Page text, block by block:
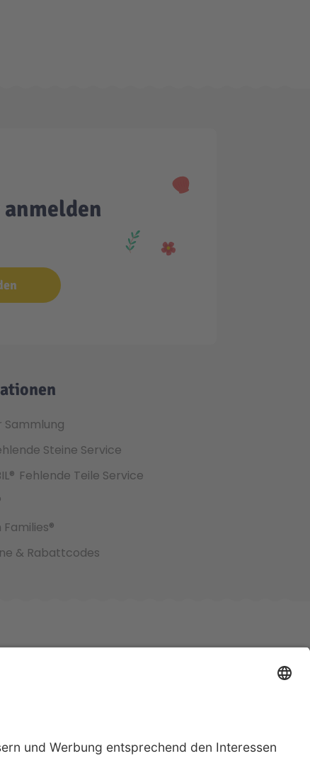
Sammlung
Steine Service
Fehlende Teile Service
& Rabattcodes